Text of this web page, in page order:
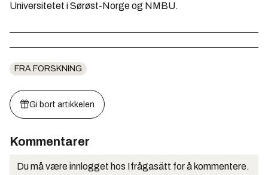
Universitetet i Sørøst-Norge og NMBU.
FRA FORSKNING
Gi bort artikkelen
Kommentarer
Du må være innlogget hos Ifrågasätt for å kommentere.